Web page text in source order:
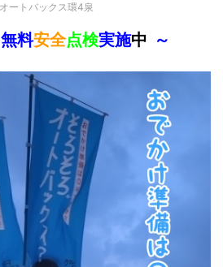
オートバックス環4泉
無料安全点検実施中 ～